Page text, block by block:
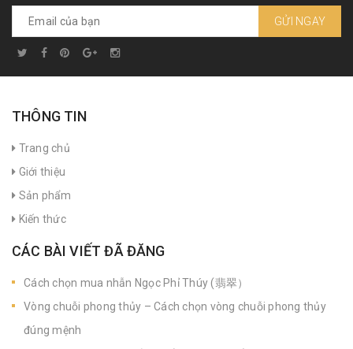
GỬI NGAY
THÔNG TIN
Trang chủ
Giới thiệu
Sản phẩm
Kiến thức
CÁC BÀI VIẾT ĐÃ ĐĂNG
Cách chọn mua nhẫn Ngọc Phỉ Thúy (翡翠）
Vòng chuỗi phong thủy – Cách chọn vòng chuỗi phong thủy
đúng mệnh